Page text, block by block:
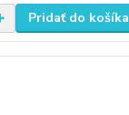
Pridať do košíka